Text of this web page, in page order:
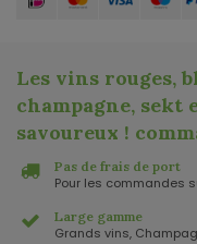
Les vins rouges,
champagne, sekt
savoureux !
Pas de frais de port
Pour les commandes
Large gamme
Grands vins,